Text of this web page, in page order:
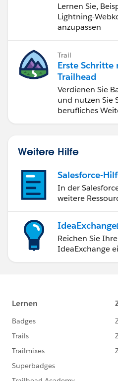
Lernen Sie,
Lightning-
anzupassen
Trail
Erste Schritte
Trailhead
Verdienen Sie
und nutzen Sie
berufliches
Weitere Hilfe
Salesforce-
In der
weitere
IdeaExchange
Reichen Sie
IdeaExchange